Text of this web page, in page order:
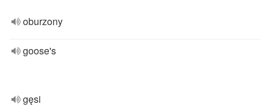
oburzony
goose's
gęsi